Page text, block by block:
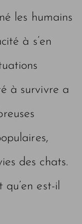
les humains
à s’en
à survivre a
des chats.
qu’en est-il